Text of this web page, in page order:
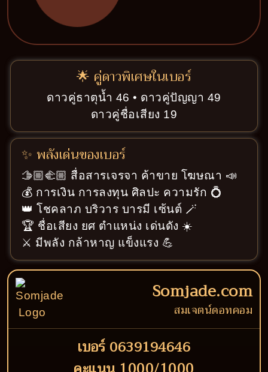
🌟 คู่ดาวพิเศษในเบอร์
ดาวคู่ธาตุน้ำ 46 • ดาวคู่ปัญญา 49
ดาวคู่ชื่อเสียง 19
✨ พลังเด่นของเบอร์
🫱🏼‍🫲🏼 สื่อสารเจรจา ค้าขาย โฆษณา 📣
💰 การเงิน การลงทุน ศิลปะ ความรัก 💍
👑 โชคลาภ บริวาร บารมี เซ้นต์ 🪄
🏆 ชื่อเสียง ยศ ตำแหน่ง เด่นดัง ☀️
⚔️ มีพลัง กล้าหาญ แข็งแรง 💪
Somjade.com
สมเจตน์ดอทคอม
เบอร์ 0639194646